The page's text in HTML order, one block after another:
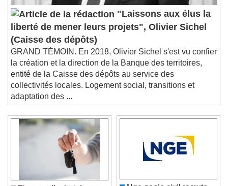
"Laissons aux élus la
liberté de mener leurs projets", Olivier Sichel
(Caisse des dépôts)
GRAND TÉMOIN. En 2018, Olivier Sichel s'est vu confier
la création et la direction de la Banque des territoires,
entité de la Caisse des dépôts au service des
collectivités locales. Logement social, transitions et
adaptation des ...